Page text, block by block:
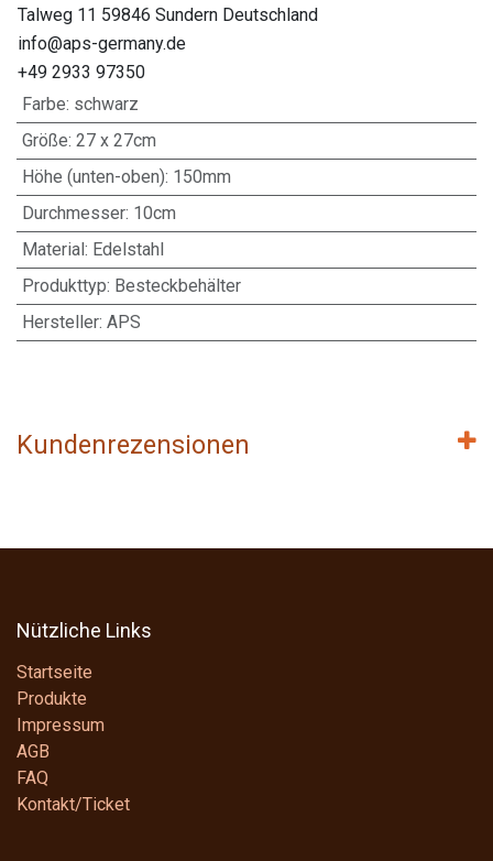
Talweg 11 59846 Sundern Deutschland
info@aps-germany.de
+49 2933 97350
Farbe: schwarz
Größe: 27 x 27cm
Höhe (unten-oben): 150mm
Durchmesser: 10cm
Material: Edelstahl
Produkttyp: Besteckbehälter
Hersteller: APS
Kundenrezensionen
Nützliche Links
Startseite
Produkte
Impressum
AGB
FAQ
Kontakt/Ticket